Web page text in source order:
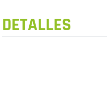
DETALLES